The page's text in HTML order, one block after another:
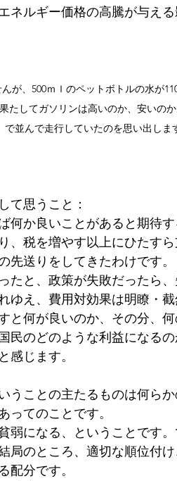
ネルギー価格の高騰が与え
が、500ｍｌのペットボトルの水が
たしてガソリンは高いのか、安いの
並んで走行していたのを思い出しま
て思うこと：
何か良いことがあると期待
、税を増やす以上にひたす
先送りをしてきたわけです。
たと、政策が失敗だったら
ゆえ、費用対効果は明瞭・
と何が良いのか、その分、
民のどのような利益になる
感じます。
うことの主たるものは何ら
ってのことです。
弱になる、ということです
局のところ、適切な順位付
配分です。